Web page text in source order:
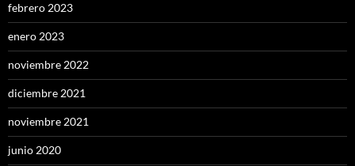
febrero 2023
enero 2023
noviembre 2022
diciembre 2021
noviembre 2021
junio 2020